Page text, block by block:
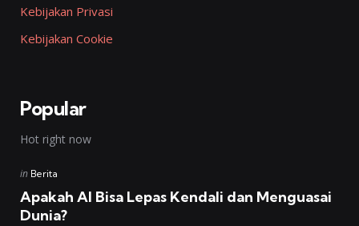
Kebijakan Privasi
Kebijakan Cookie
Popular
Hot right now
Posted
in Berita
Apakah AI Bisa Lepas Kendali dan Menguasai
Dunia?